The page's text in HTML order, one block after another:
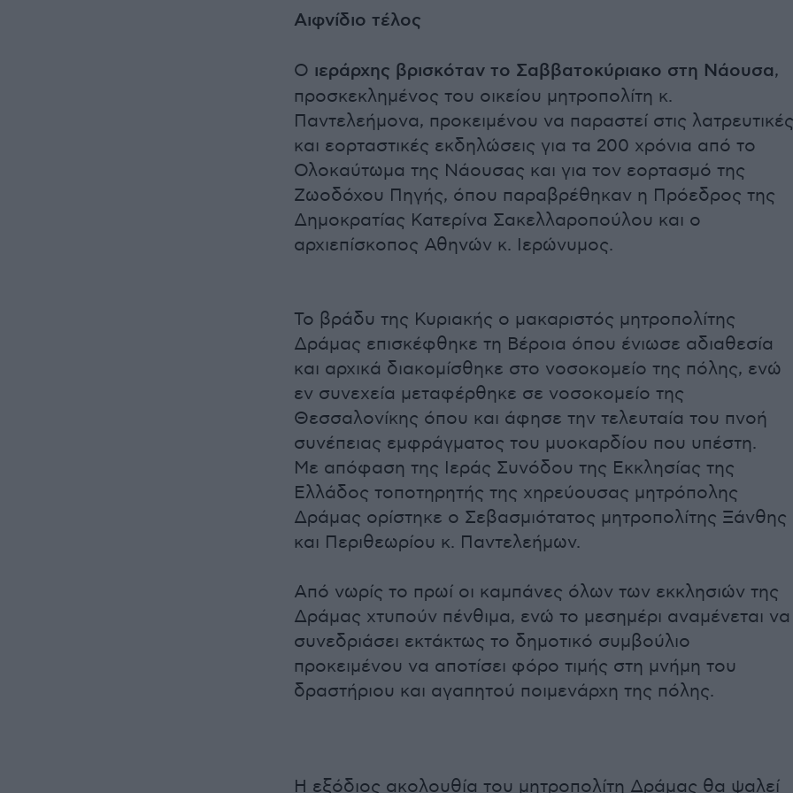
Αιφνίδιο τέλος
Ο ιεράρχης βρισκόταν το Σαββατοκύριακο στη Νάουσα,
προσκεκλημένος του οικείου μητροπολίτη κ.
Παντελεήμονα, προκειμένου να παραστεί στις λατρευτικές
και εορταστικές εκδηλώσεις για τα 200 χρόνια από το
Ολοκαύτωμα της Νάουσας και για τον εορτασμό της
Ζωοδόχου Πηγής, όπου παραβρέθηκαν η Πρόεδρος της
Δημοκρατίας Κατερίνα Σακελλαροπούλου και ο
αρχιεπίσκοπος Αθηνών κ. Ιερώνυμος.
Το βράδυ της Κυριακής ο μακαριστός μητροπολίτης
Δράμας επισκέφθηκε τη Βέροια όπου ένιωσε αδιαθεσία
και αρχικά διακομίσθηκε στο νοσοκομείο της πόλης, ενώ
εν συνεχεία μεταφέρθηκε σε νοσοκομείο της
Θεσσαλονίκης όπου και άφησε την τελευταία του πνοή
συνέπειας εμφράγματος του μυοκαρδίου που υπέστη.
Με απόφαση της Ιεράς Συνόδου της Εκκλησίας της
Ελλάδος τοποτηρητής της χηρεύουσας μητρόπολης
Δράμας ορίστηκε ο Σεβασμιότατος μητροπολίτης Ξάνθης
και Περιθεωρίου κ. Παντελεήμων.
Από νωρίς το πρωί οι καμπάνες όλων των εκκλησιών της
Δράμας χτυπούν πένθιμα, ενώ το μεσημέρι αναμένεται να
συνεδριάσει εκτάκτως το δημοτικό συμβούλιο
προκειμένου να αποτίσει φόρο τιμής στη μνήμη του
δραστήριου και αγαπητού ποιμενάρχη της πόλης.
Η εξόδιος ακολουθία του μητροπολίτη Δράμας θα ψαλεί